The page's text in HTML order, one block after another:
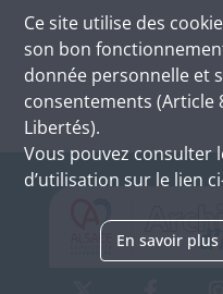
Ce site utilise des
son bon
donnée personnelle et
consentements (Article
Libertés).
Vous pouvez consulter
d’utilisation sur le lien
En savoir plus